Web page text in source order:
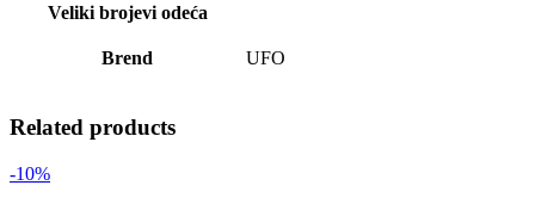
Veliki brojevi odeća
Brend UFO
Related products
-10%